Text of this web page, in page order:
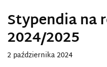
Stypendia na
2024/2025
2 października 2024